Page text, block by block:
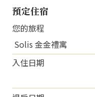
預定住宿
您的旅程
入住日期